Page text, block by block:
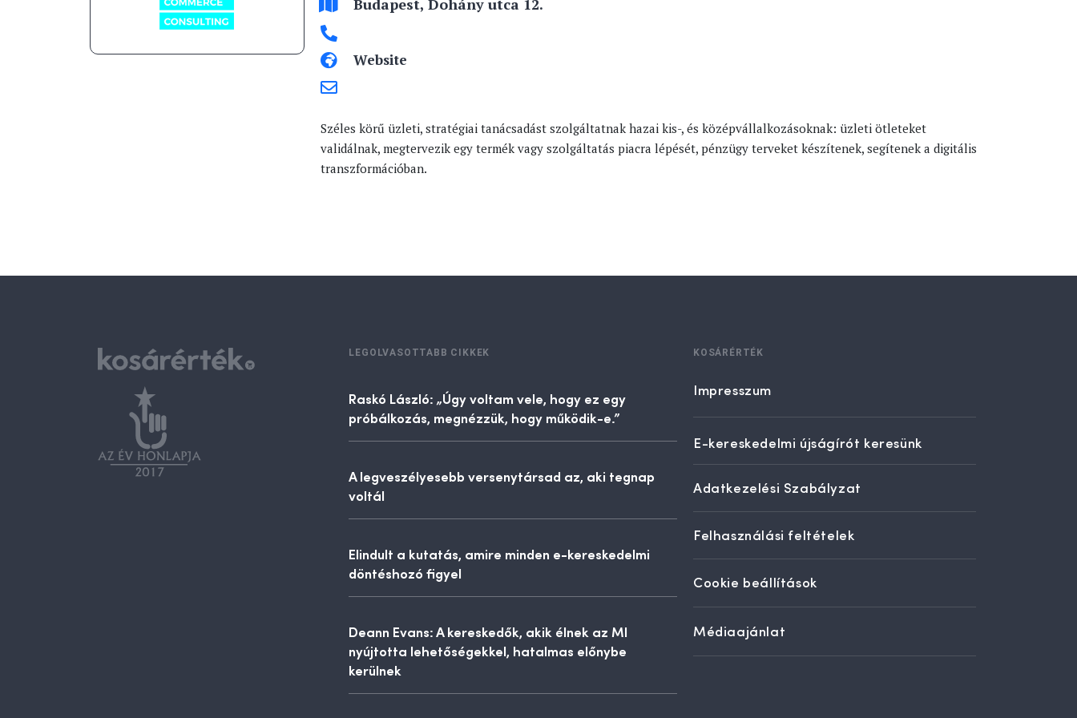
Website
Széles körű üzleti, stratégiai tanácsadást szolgáltatnak hazai kis-, és középvállalkozásoknak: üzleti ötleteket
validálnak, megtervezik egy termék vagy szolgáltatás piacra lépését, pénzügy terveket készítenek, segítenek a digitális
transzformációban.
LEGOLVASOTTABB CIKKEK
Raskó László: „Úgy voltam vele, hogy ez egy
próbálkozás, megnézzük, hogy működik-e.”
A legveszélyesebb versenytársad az, aki tegnap
voltál
Elindult a kutatás, amire minden e-kereskedelmi
döntéshozó figyel
Deann Evans: A kereskedők, akik élnek az MI
nyújtotta lehetőségekkel, hatalmas előnybe
kerülnek
KOSÁRÉRTÉK
Impresszum
E-kereskedelmi újságírót keresünk
Adatkezelési Szabályzat
Felhasználási feltételek
Cookie beállítások
Médiaajánlat